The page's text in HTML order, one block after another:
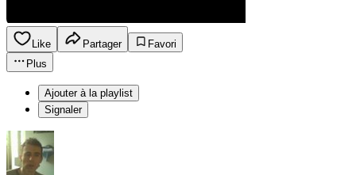
Like Partager
Favori
Plus
Ajouter à la playlist
Signaler